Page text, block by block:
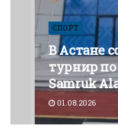
СПОРТ
В Астане
турнир
Samruk
01.08.2026